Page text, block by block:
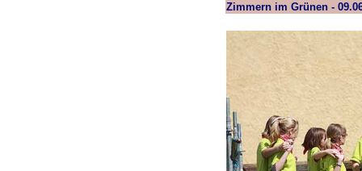
Zimmern im Grünen -